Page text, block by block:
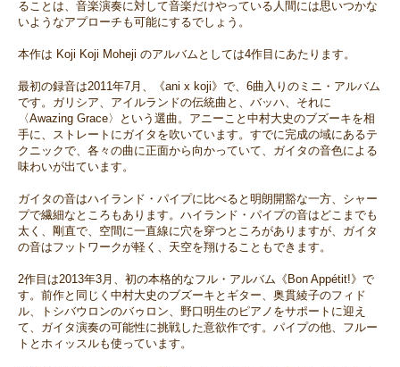
ることは、音楽演奏に対して音楽だけやっている人間には思いつかな
いようなアプローチも可能にするでしょう。
本作は Koji Koji Moheji のアルバムとしては4作目にあたります。
最初の録音は2011年7月、《ani x koji》で、6曲入りのミニ・アルバム
です。ガリシア、アイルランドの伝統曲と、バッハ、それに
〈Awazing Grace〉という選曲。アニーこと中村大史のブズーキを相
手に、ストレートにガイタを吹いています。すでに完成の域にあるテ
クニックで、各々の曲に正面から向かっていて、ガイタの音色による
味わいが出ています。
ガイタの音はハイランド・パイプに比べると明朗開豁な一方、シャー
プで繊細なところもあります。ハイランド・パイプの音はどこまでも
太く、剛直で、空間に一直線に穴を穿つところがありますが、ガイタ
の音はフットワークが軽く、天空を翔けることもできます。
2作目は2013年3月、初の本格的なフル・アルバム《Bon Appétit!》で
す。前作と同じく中村大史のブズーキとギター、奥貫綾子のフィド
ル、トシバウロンのバゥロン、野口明生のピアノをサポートに迎え
て、ガイタ演奏の可能性に挑戦した意欲作です。パイプの他、フルー
トとホィッスルも使っています。